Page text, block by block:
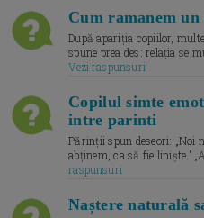
Cum ramanem
După apariția copiilor,
spune prea des: relația se
Vezi raspunsuri
Copilul simte
intre parinti
Părinții spun deseori: „Noi
abținem, ca să fie liniște.”
raspunsuri
Naștere naturală